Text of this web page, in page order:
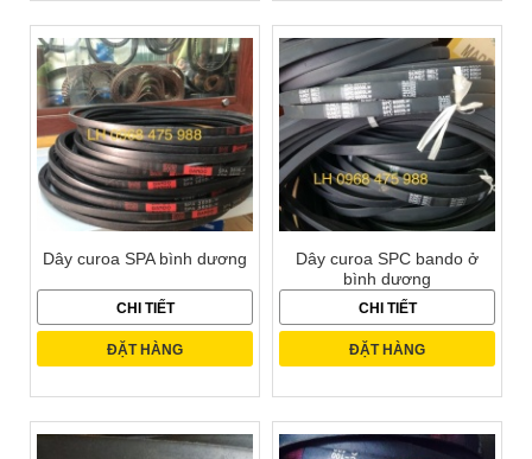
Dây curoa SPA bình dương
CHI TIẾT
ĐẶT HÀNG
Dây curoa SPC bando ở
bình dương
CHI TIẾT
ĐẶT HÀNG